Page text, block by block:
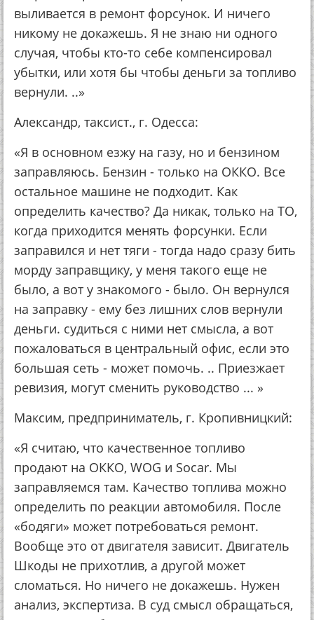
выливается в ремонт форсунок. И ничего
никому не докажешь. Я не знаю ни одного
случая, чтобы кто-то себе компенсировал
убытки, или хотя бы чтобы деньги за топливо
вернули. ..»
Александр, таксист., г. Одесса:
«Я в основном езжу на газу, но и бензином
заправляюсь. Бензин - только на ОККО. Все
остальное машине не подходит. Как
определить качество? Да никак, только на ТО,
когда приходится менять форсунки. Если
заправился и нет тяги - тогда надо сразу бить
морду заправщику, у меня такого еще не
было, а вот у знакомого - было. Он вернулся
на заправку - ему без лишних слов вернули
деньги. судиться с ними нет смысла, а вот
пожаловаться в центральный офис, если это
большая сеть - может помочь. .. Приезжает
ревизия, могут сменить руководство ... »
Максим, предприниматель, г. Кропивницкий:
«Я считаю, что качественное топливо
продают на ОККО, WOG и Socar. Мы
заправляемся там. Качество топлива можно
определить по реакции автомобиля. После
«бодяги» может потребоваться ремонт.
Вообще это от двигателя зависит. Двигатель
Шкоды не прихотлив, а другой может
сломаться. Но ничего не докажешь. Нужен
анализ, экспертиза. В суд смысл обращаться,